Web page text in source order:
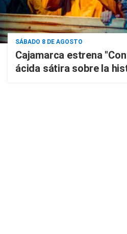
SÁBADO 8 DE AGOSTO
Cajamarca estrena
ácida sátira sobre la